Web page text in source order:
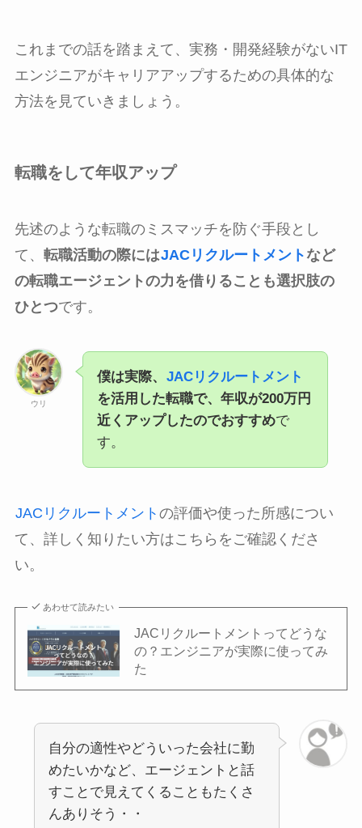
これまでの話を踏まえて、実務・開発経験がないIT
エンジニアがキャリアアップするための具体的な
方法を見ていきましょう。
転職をして年収アップ
先述のような転職のミスマッチを防ぐ手段とし
て、 転職活動の際にはJACリクルートメントなど
の転職エージェントの力を借りることも選択肢の
ひとつです。
ウリ
僕は実際、 JACリクルートメント
を活用した転職で、年収が200万円
近くアップしたのでおすすめで
す。
JACリクルートメント の評価や使った所感につい
て、詳しく知りたい方はこちらをご確認くださ
い。
あわせて読みたい
JACリクルートメントってどうな
の？エンジニアが実際に使ってみ
た
自分の適性やどういった会社に勤
めたいかなど、エージェントと話
すことで見えてくることもたくさ
んありそう・・